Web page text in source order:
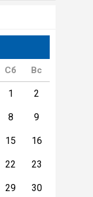
Сб Вс
1 2
8 9
15 16
22 23
29 30